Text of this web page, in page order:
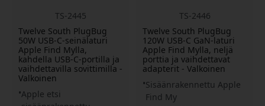
TS-2445
Twelve South PlugBug
50W USB-C-seinälaturi
Apple Find Mylla,
kahdella USB-C-portilla ja
vaihdettavilla sovittimilla -
Valkoinen
Apple etsi
TS-2446
Twelve South PlugBug
120W USB-C GaN-laturi
Apple Find Mylla, neljä
porttia ja vaihdettavat
adapterit - Valkoinen
Sisäänrakennettu Apple
Find My